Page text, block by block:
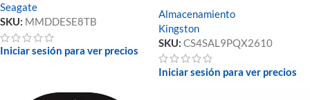
Seagate
SKU: MMDDESE8TB
Iniciar sesión para ver precios
Almacenamiento
Kingston
SKU: CS4SAL9PQX2610
Iniciar sesión para ver precios